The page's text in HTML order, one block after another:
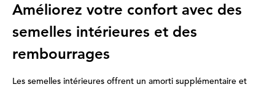
Améliorez votre confort avec des
semelles intérieures et des
rembourrages
Les semelles intérieures offrent un amorti supplémentaire et